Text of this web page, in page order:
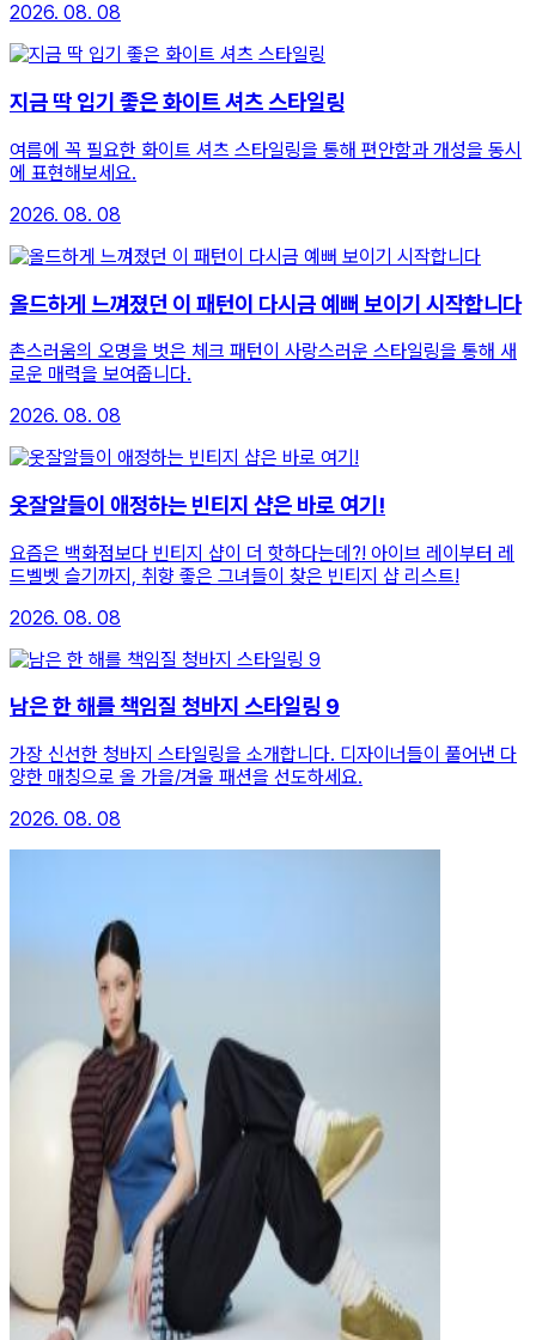
2026. 08. 08
지금 딱 입기 좋은 화이트 셔츠 스타일링
여름에 꼭 필요한 화이트 셔츠 스타일링을 통해 편안함과 개성을 동시
에 표현해보세요.
2026. 08. 08
올드하게 느껴졌던 이 패턴이 다시금 예뻐 보이기 시작합니다
촌스러움의 오명을 벗은 체크 패턴이 사랑스러운 스타일링을 통해 새
로운 매력을 보여줍니다.
2026. 08. 08
옷잘알들이 애정하는 빈티지 샵은 바로 여기!
요즘은 백화점보다 빈티지 샵이 더 핫하다는데?! 아이브 레이부터 레
드벨벳 슬기까지, 취향 좋은 그녀들이 찾은 빈티지 샵 리스트!
2026. 08. 08
남은 한 해를 책임질 청바지 스타일링 9
가장 신선한 청바지 스타일링을 소개합니다. 디자이너들이 풀어낸 다
양한 매칭으로 올 가을/겨울 패션을 선도하세요.
2026. 08. 08